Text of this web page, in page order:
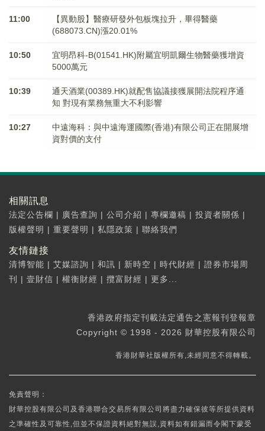
11:00
【異動股】醫療研發外包板塊拉升，畢得醫藥
(688073.CN)漲20.01%
10:50
宜明昂科-B(01541.HK)附屬宜明凱爾生物醫藥獲增資
5000萬元
10:39
通天酒業(00389.HK)就配售協議接獲展開法院程序通
知 對現有業務無重大不利影響
10:27
中遠海科：與中遠海運國際(香港)有限公司正在開展增
資對價的支付
相關訊息
法定公告欄 | 廣告查詢 | 公司介紹 | 專欄邀稿 | 投資者關係 |
版權聲明 | 重要聲明 | 私隱政策 | 聯絡我們
友情鏈接
清博智能 | 艾媒諮詢 | 和訊 | 新時空 | 時代財經 | 證券市場周
刊
| 壹財信 | 權衡財經 | 攬富財經 | 更多...
香港政府指定刊載法定通告之憲報刊登報章
Copyright © 1998 - 2026 財華控股有限公司
香港財華社版權所有,未經同意不得轉載。
免責聲明：
財華控股有限公司及香港聯合交易所有限公司將盡力確保彼等所提供資料
之準確性及可靠性,但並不保證資料絕對無誤,資料如有錯漏而令閣下蒙受